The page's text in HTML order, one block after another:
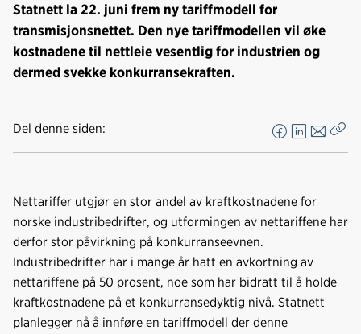
Statnett la 22. juni frem ny tariffmodell for
transmisjonsnettet. Den nye tariffmodellen vil øke
kostnadene til nettleie vesentlig for industrien og
dermed svekke konkurransekraften.
Del denne siden:
F
a
e
b
k
L
i
k
e
n
E
-
o
s
Nettariffer utgjør en stor andel av kraftkostnadene for
norske industribedrifter, og utformingen av nettariffene har
derfor stor påvirkning på konkurranseevnen.
Industribedrifter har i mange år hatt en avkortning av
nettariffene på 50 prosent, noe som har bidratt til å holde
kraftkostnadene på et konkurransedyktig nivå. Statnett
planlegger nå å innføre en tariffmodell der denne